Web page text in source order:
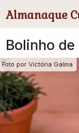
Almanaque
Bolinho de
Foto por Victória Galina